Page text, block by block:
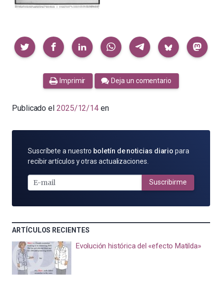
Compartir
Imprimir Deja un comentario
Publicado el 2025/12/14 en
SUSCRÍBETE
POR
MAIL
Suscríbete a nuestro boletín de noticias diario para
recibir artículos y otras actualizaciones.
Suscribirme
ARTÍCULOS RECIENTES
Evolución histórica del «efecto Matilda»